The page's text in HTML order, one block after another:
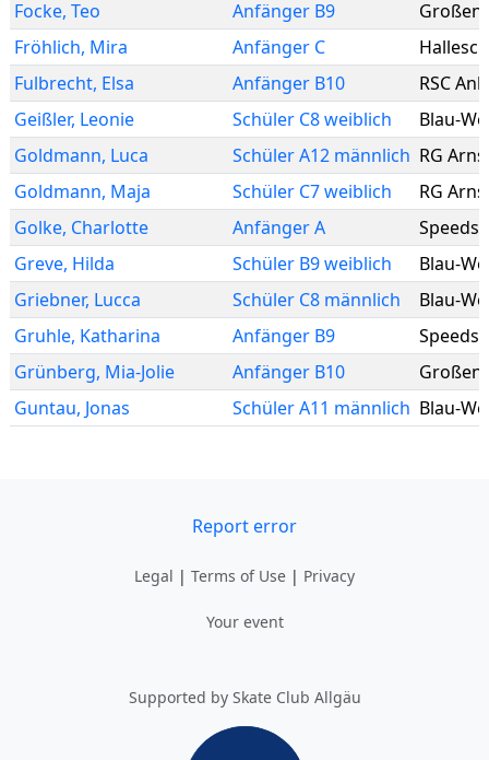
Focke, Teo Anfänger B9
Fröhlich, Mira Anfänger C
Fulbrecht, Elsa Anfänger B10
RSC
Geißler, Leonie Schüler C8 weiblich
Blau-
Goldmann, Luca Schüler A12 männlich RG
Goldmann, Maja Schüler C7 weiblich
RG
Golke, Charlotte Anfänger A
Greve, Hilda Schüler B9 weiblich
Blau-
Griebner, Lucca Schüler C8 männlich
Blau-
Gruhle, Katharina Anfänger B9
Grünberg, Mia-Jolie Anfänger B10
Guntau, Jonas Schüler A11 männlich Blau-
Report error
Legal | Terms of Use | Privacy
Your event
Supported by Skate Club Allgäu